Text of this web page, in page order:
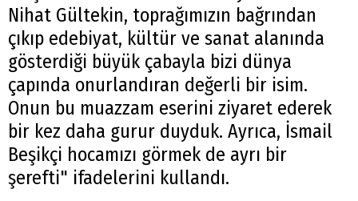
Nihat Gültekin, toprağımızın bağrından
çıkıp edebiyat, kültür ve sanat alanında
gösterdiği büyük çabayla bizi dünya
çapında onurlandıran değerli bir isim.
Onun bu muazzam eserini ziyaret ederek
bir kez daha gurur duyduk. Ayrıca, İsmail
Beşikçi hocamızı görmek de ayrı bir
şerefti" ifadelerini kullandı.